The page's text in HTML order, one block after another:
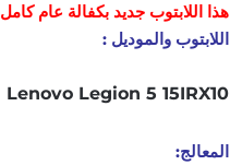
هذا اللابتوب جديد بكفالة عام كامل
اللابتوب والموديل :
Lenovo Legion 5 15IRX10
المعالج: